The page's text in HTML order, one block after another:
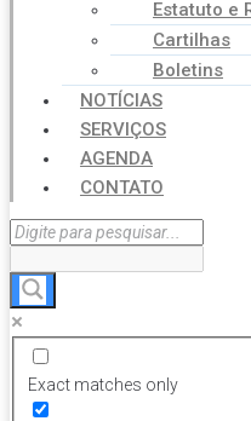
Estatuto e
Cartilhas
Boletins
NOTÍCIAS
SERVIÇOS
AGENDA
CONTATO
Exact matches only